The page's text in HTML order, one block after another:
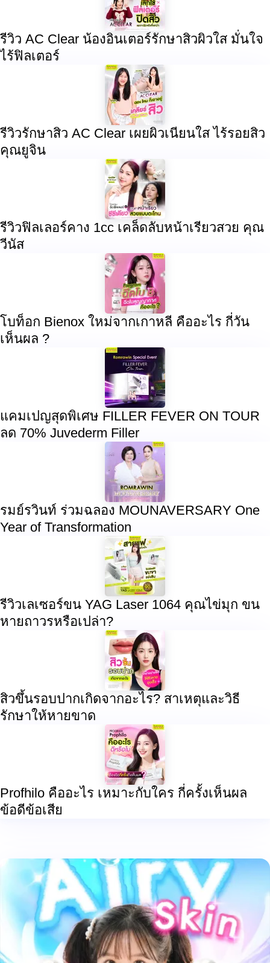
รีวิว AC Clear น้องอินเตอร์รักษาสิวผิวใส มั่นใจ
ไร้ฟิลเตอร์
รีวิวรักษาสิว AC Clear เผยผิวเนียนใส ไร้รอยสิว
คุณยูจิน
รีวิวฟิลเลอร์คาง 1cc เคล็ดลับหน้าเรียวสวย คุณ
วีนัส
โบท็อก Bienox ใหม่จากเกาหลี คืออะไร กี่วัน
เห็นผล ?
แคมเปญสุดพิเศษ FILLER FEVER ON TOUR
ลด 70% Juvederm Filler
รมย์รวินท์ ร่วมฉลอง MOUNAVERSARY One
Year of Transformation
รีวิวเลเซอร์ขน YAG Laser 1064 คุณไข่มุก ขน
หายถาวรหรือเปล่า?
สิวขึ้นรอบปากเกิดจากอะไร? สาเหตุและวิธี
รักษาให้หายขาด
Profhilo คืออะไร เหมาะกับใคร กี่ครั้งเห็นผล
ข้อดีข้อเสีย